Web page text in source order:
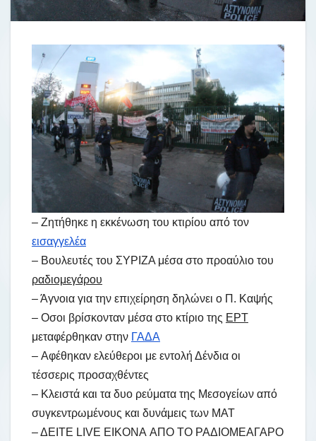
– Ζητήθηκε η εκκένωση του κτιρίου από τον
εισαγγελέα
– Βουλευτές του ΣΥΡΙΖΑ μέσα στο προαύλιο του
ραδιομεγάρου
– Άγνοια για την επιχείρηση δηλώνει ο Π. Καψής
– Οσοι βρίσκονταν μέσα στο κτίριο της ΕΡΤ
μεταφέρθηκαν στην ΓΑΔΑ
– Αφέθηκαν ελεύθεροι με εντολή Δένδια οι
τέσσερις προσαχθέντες
– Κλειστά και τα δυο ρεύματα της Μεσογείων από
συγκεντρωμένους και δυνάμεις των ΜΑΤ
– ΔΕΙΤΕ LIVE ΕΙΚΟΝΑ ΑΠΟ ΤΟ ΡΑΔΙΟΜΕΑΓΑΡΟ